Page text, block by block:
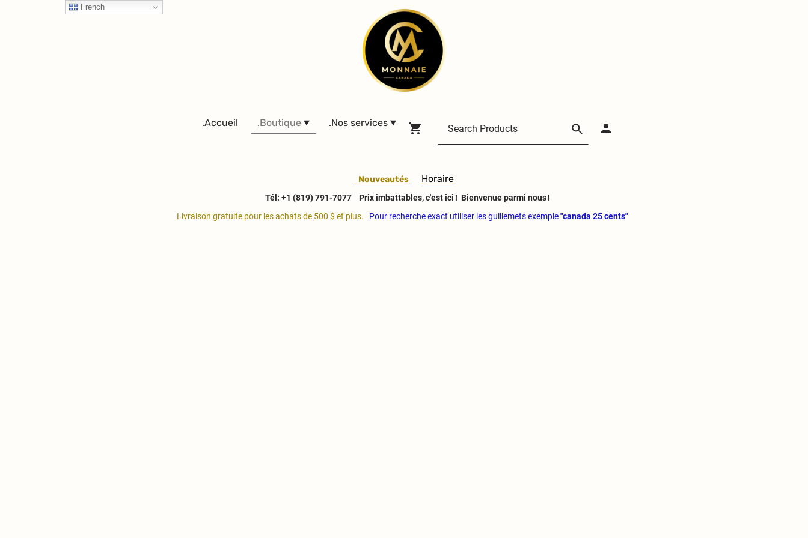
.Accueil .Boutique .Nos services
Nouveautés Horaire
Tél: +1 (819) 791-7077
Prix imbattables, c'est ici ! Bienvenue parmi nous !
Livraison gratuite pour les achats de 500 $ et plus.
Pour recherche exact utiliser les guillemets exemple"canada 25 cents"
French